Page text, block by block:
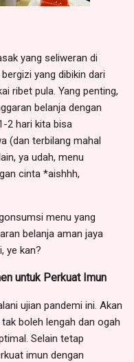
yang seliweran di
yang dibikin dari
ribet pula. Yang penting,
belanja dengan
2 hari kita bisa
(dan terbilang mahal
ya udah, menu
cinta *aishhh,
menu yang
belanja aman jaya
ye kan?
untuk Perkuat Imun
ujian pandemi ini. Akan
boleh lengah dan ogah
Selain tetap
imun dengan